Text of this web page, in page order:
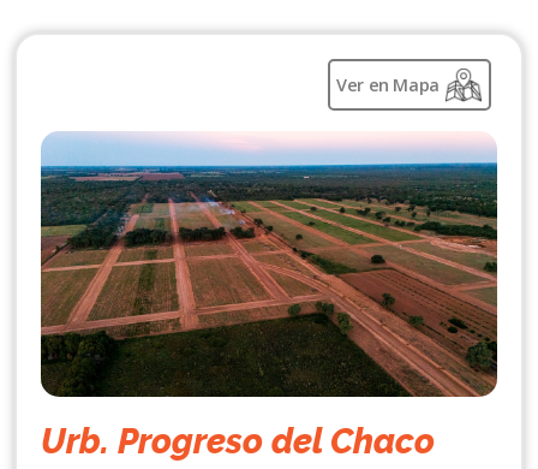
Ver en Mapa
Urb. Progreso del Chaco